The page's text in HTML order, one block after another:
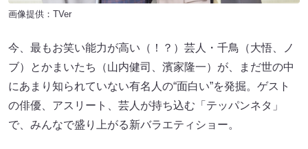
画像提供：TVer
今、最もお笑い能力が高い（！？）芸人・千鳥（大悟、ノ
ブ）とかまいたち（山内健司、濱家隆一）が、まだ世の中
にあまり知られていない有名人の“面白い”を発掘。ゲスト
の俳優、アスリート、芸人が持ち込む「テッパンネタ」
で、みんなで盛り上がる新バラエティショー。